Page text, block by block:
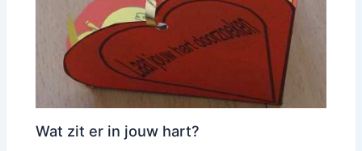
Wat zit er in jouw hart?